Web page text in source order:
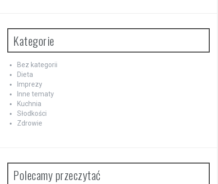
Kategorie
Bez kategorii
Dieta
Imprezy
Inne tematy
Kuchnia
Słodkości
Zdrowie
Polecamy przeczytać